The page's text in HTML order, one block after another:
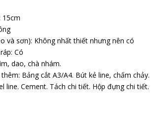
15cm
và sơn): Không nhất thiết nhưng nên có
Có
dao, chà nhám.
Bảng cắt A3/A4. Bút kẻ line, chấm chảy.
line. Cement. Tách chi tiết. Hộp đựng chi tiết.